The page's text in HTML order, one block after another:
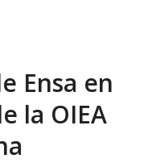
Ensa en
la OIEA